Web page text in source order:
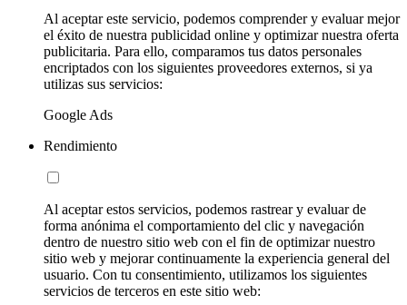
Al aceptar este servicio, podemos comprender y evaluar mejor
el éxito de nuestra publicidad online y optimizar nuestra oferta
publicitaria. Para ello, comparamos tus datos personales
encriptados con los siguientes proveedores externos, si ya
utilizas sus servicios:
Google Ads
Rendimiento
Al aceptar estos servicios, podemos rastrear y evaluar de
forma anónima el comportamiento del clic y navegación
dentro de nuestro sitio web con el fin de optimizar nuestro
sitio web y mejorar continuamente la experiencia general del
usuario. Con tu consentimiento, utilizamos los siguientes
servicios de terceros en este sitio web: